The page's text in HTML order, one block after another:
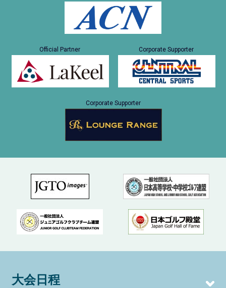
Official Partner Corporate Supporter
Corporate Supporter
大会日程